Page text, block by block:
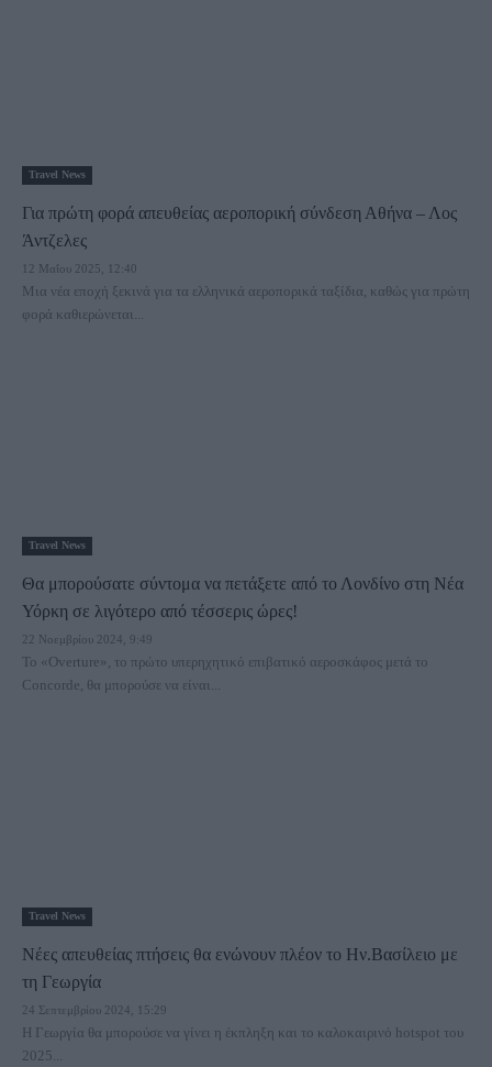
Travel News
Για πρώτη φορά απευθείας αεροπορική σύνδεση Αθήνα – Λος
Άντζελες
12 Μαΐου 2025, 12:40
Μια νέα εποχή ξεκινά για τα ελληνικά αεροπορικά ταξίδια, καθώς για πρώτη
φορά καθιερώνεται...
Travel News
Θα μπορούσατε σύντομα να πετάξετε από το Λονδίνο στη Νέα
Υόρκη σε λιγότερο από τέσσερις ώρες!
22 Νοεμβρίου 2024, 9:49
Το «Overture», το πρώτο υπερηχητικό επιβατικό αεροσκάφος μετά το
Concorde, θα μπορούσε να είναι...
Travel News
Νέες απευθείας πτήσεις θα ενώνουν πλέον το Ην.Βασίλειο με
τη Γεωργία
24 Σεπτεμβρίου 2024, 15:29
Η Γεωργία θα μπορούσε να γίνει η έκπληξη και το καλοκαιρινό hotspot του
2025...